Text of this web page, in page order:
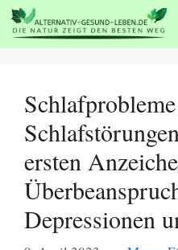
Zum
Inhalt
springen
ersten
Depressionen